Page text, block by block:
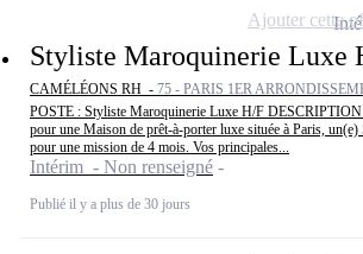
Styliste Maroquinerie Luxe
CAMÉLÉONS RH - 75 - PARIS 1ER
POSTE : Styliste Maroquinerie Luxe H/F DESCRIPTION
pour une Maison de prêt-à-porter luxe située à Paris,
pour une mission de 4 mois. Vos principales...
Intérim - Non renseigné
Publié il y a plus de 30 jours
Ajouter cette